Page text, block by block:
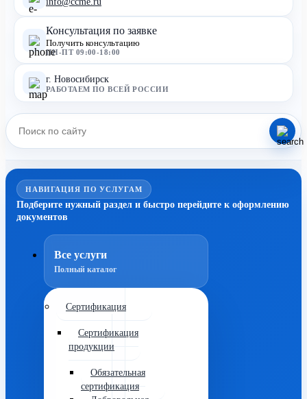
Консультация по заявке
Получить консультацию
ПН-ПТ 09:00-18:00
г. Новосибирск
РАБОТАЕМ ПО ВСЕЙ РОССИИ
НАВИГАЦИЯ ПО УСЛУГАМ
Подберите нужный раздел и быстро перейдите к оформлению
документов
Все услуги
Полный каталог
Сертификация
Сертификация
продукции
Обязательная
сертификация